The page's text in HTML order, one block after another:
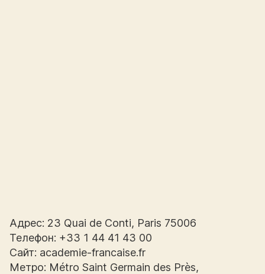
Адрес: 23 Quai de Conti, Paris 75006
Телефон: +33 1 44 41 43 00
Сайт: academie-francaise.fr
Метро: Métro Saint Germain des Près,